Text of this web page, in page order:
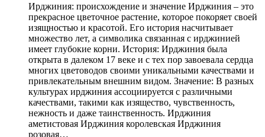
Ирджиния: происхождение и значение Ирджиния – это
прекрасное цветочное растение, которое покоряет своей
изящностью и красотой. Его история насчитывает
множество лет, а символика связанная с ирджинией
имеет глубокие корни. История: Ирджиния была
открыта в далеком 17 веке и с тех пор завоевала сердца
многих цветоводов своими уникальными качествами и
привлекательным внешним видом. Значение: В разных
культурах ирджиния ассоциируется с различными
качествами, такими как изящество, чувственность,
нежность и даже таинственность. Ирджиния
аметистовая Ирджиния королевская Ирджиния
розовая…